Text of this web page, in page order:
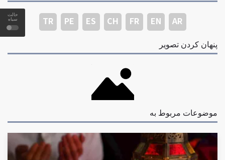
حالت
سیاه AR
EN
FR
CH
ES
PE
TR
پنهان کردن تصویر
موضوعات مربوط به